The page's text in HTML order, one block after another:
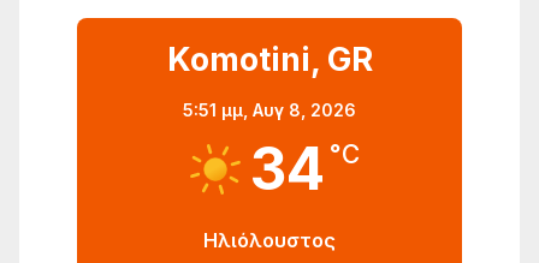
Komotini, GR
5:51 μμ, Αυγ 8, 2026
34 °C
Ηλιόλουστος